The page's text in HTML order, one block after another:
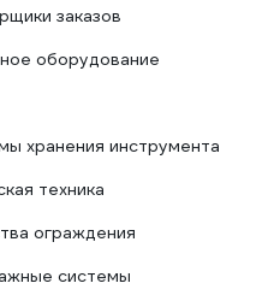
заказов
оборудование
хранения инструмента
техника
ограждения
системы